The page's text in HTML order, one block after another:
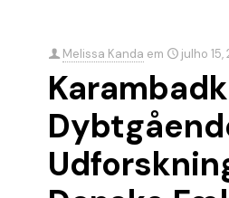
Melissa Kanda em julho 15,